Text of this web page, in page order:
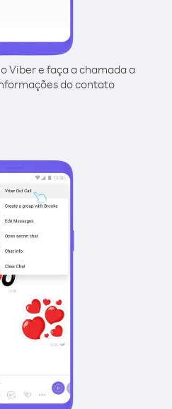
Viber e faça a chamada a
do contato